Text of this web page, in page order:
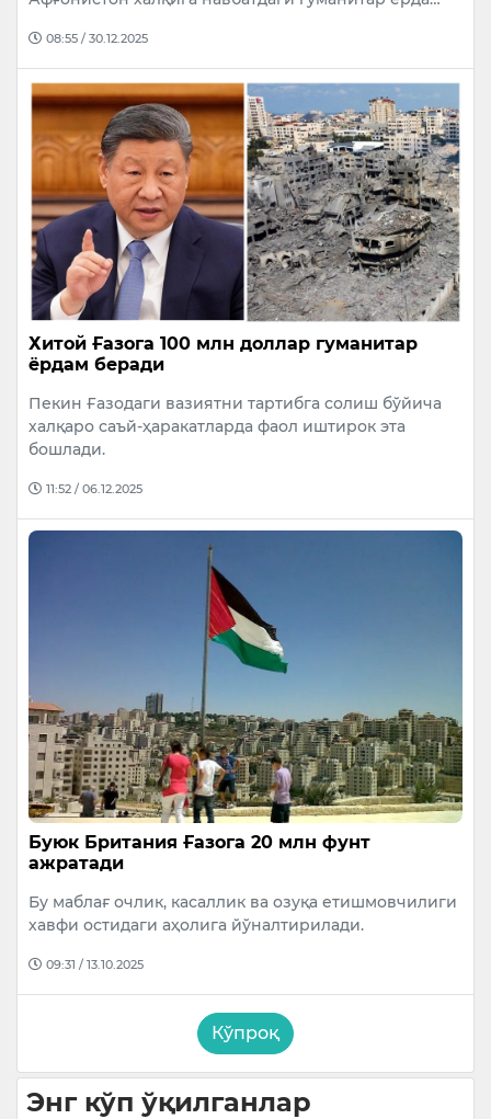
08:55 / 30.12.2025
Хитой Ғазога 100 млн доллар гуманитар
ёрдам беради
Пекин Ғазодаги вазиятни тартибга солиш бўйича
халқаро саъй-ҳаракатларда фаол иштирок эта
бошлади.
11:52 / 06.12.2025
Буюк Британия Ғазога 20 млн фунт
ажратади
Бу маблағ очлик, касаллик ва озуқа етишмовчилиги
хавфи остидаги аҳолига йўналтирилади.
09:31 / 13.10.2025
Кўпроқ
Энг кўп ўқилганлар